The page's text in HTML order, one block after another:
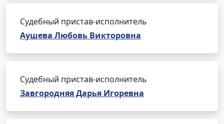
Судебный пристав-исполнитель
Аушева Любовь Викторовна
Судебный пристав-исполнитель
Завгородняя Дарья Игоревна